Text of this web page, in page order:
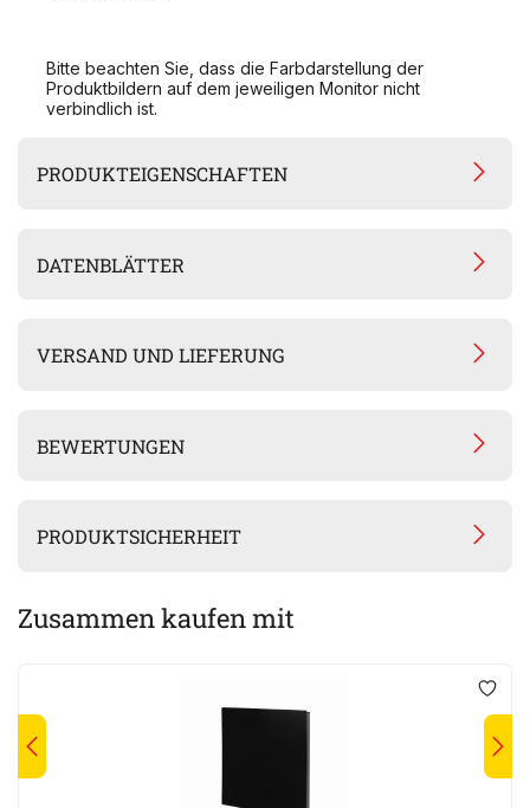
Bitte beachten Sie, dass die Farbdarstellung der
Produktbildern auf dem jeweiligen Monitor nicht
verbindlich ist.
PRODUKTEIGENSCHAFTEN
DATENBLÄTTER
VERSAND UND LIEFERUNG
BEWERTUNGEN
PRODUKTSICHERHEIT
Zusammen kaufen mit